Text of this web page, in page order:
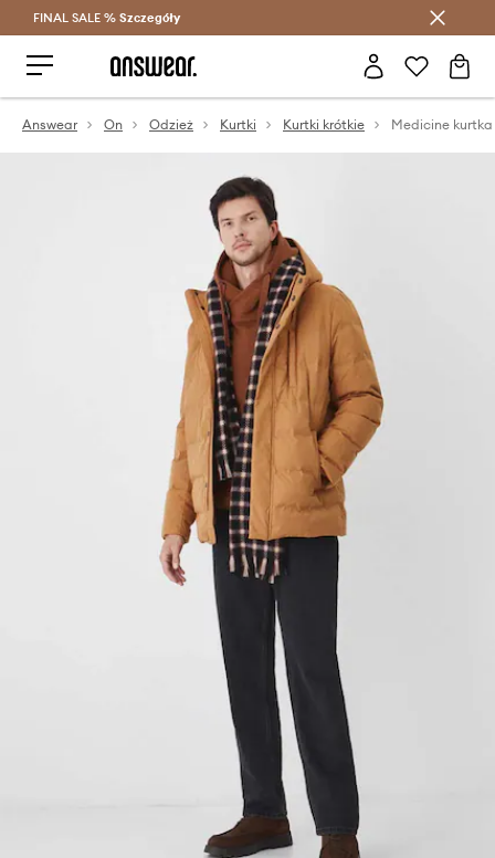
Oszczędzaj z Answear Club >
FINAL SALE % Szczegóły
Answear On Odzież Kurtki Kurtki krótkie Medicine